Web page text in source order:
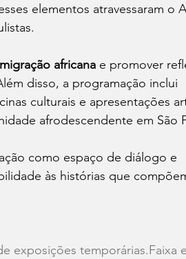
elementos atravessaram o
africana e promover
disso, a programação inclui
culturais e apresentações
afrodescendente em São
como espaço de diálogo e
às histórias que
exposições temporárias.Faixa